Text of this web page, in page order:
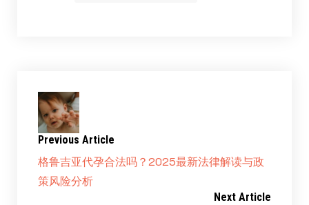
Previous Article
格鲁吉亚代孕合法吗？2025最新法律解读与政
策风险分析
Next Article